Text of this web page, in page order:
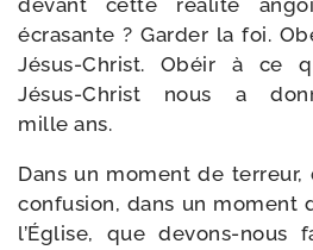
devant cette réa­li­té
écra­sante ? Garder la foi.
Jésus-​Christ. Obéir à ce
Jésus-​Christ nous a
mille ans.
Dans un moment de
confu­sion, dans un moment
l’Église, que devons-​nous